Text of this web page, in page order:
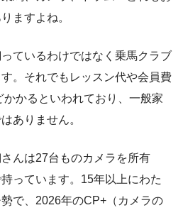
ますよね。
ているわけではなく乗馬クラブ
。それでもレッスン代や会員費
かるといわれており、一般家
ありません。
んは27台ものカメラを所有
っています。15年以上にわた
で、2026年のCP+（カメラの